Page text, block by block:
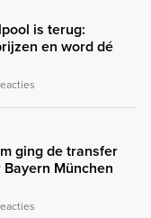
is terug:
en word dé
ging de transfer
München